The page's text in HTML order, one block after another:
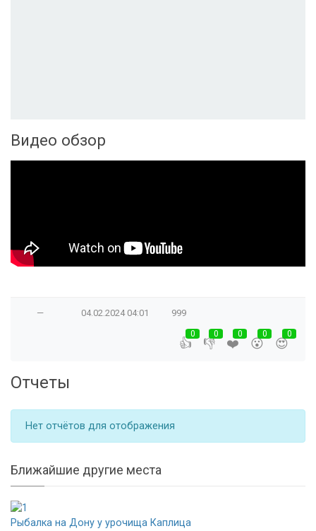
Видео обзор
— 04.02.2024 04:01 999
👍
0
👎
0
❤️
0
😮
0
😍
0
Отчеты
Нет отчётов для отображения
Ближайшие другие места
Рыбалка на Дону у урочища Каплица